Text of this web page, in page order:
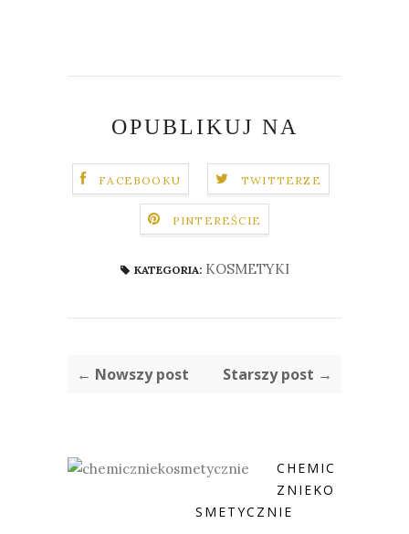
OPUBLIKUJ NA
FACEBOOKU TWITTERZE
PINTEREŚCIE
KATEGORIA: KOSMETYKI
← Nowszy post Starszy post →
CHEMIC
ZNIEKO
SMETYCZNIE